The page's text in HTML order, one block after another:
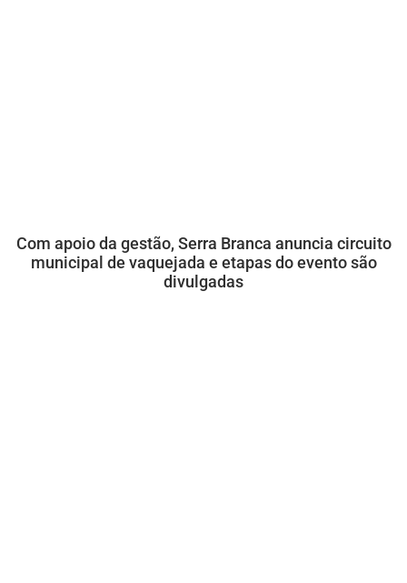
Com apoio da gestão, Serra Branca anuncia circuito
municipal de vaquejada e etapas do evento são
divulgadas